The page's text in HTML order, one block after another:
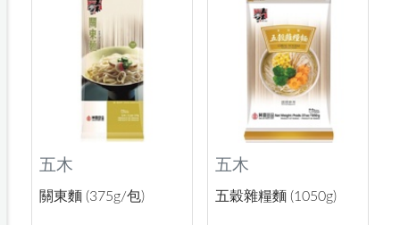
五木
關東麵 (375g/包)
五木
五穀雜糧麵 (1050g)